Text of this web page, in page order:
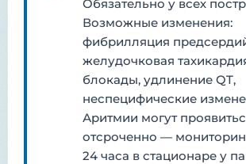
Обязательно у всех
Возможные изменения:
фибрилляция
желудочковая
блокады, удлинение QT,
неспецифические
Аритмии могут
отсроченно —
24 часа в стационаре у